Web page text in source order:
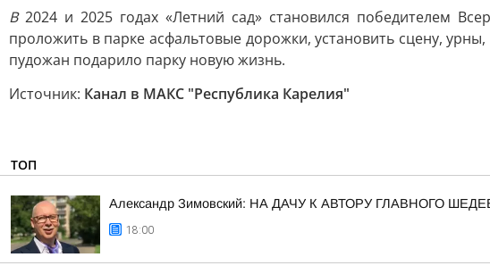
В2024 и 2025 годах «Летний сад» становился победителем
проложить в парке асфальтовые дорожки, установить сцену,
пудожан подарило парку новую жизнь.
Источник: Канал в МАКС "Республика Карелия"
ТОП
Александр Зимовский: НА ДАЧУ К АВТОРУ ГЛАВНОГО
18:00